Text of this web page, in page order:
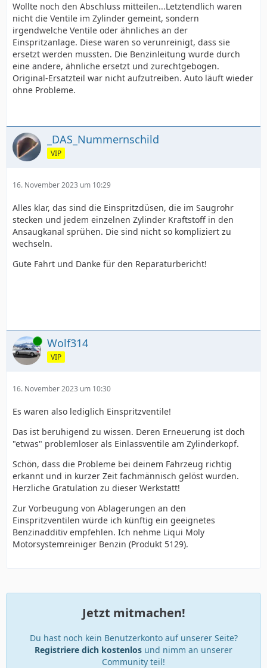
Wollte noch den Abschluss mitteilen...Letztendlich waren
nicht die Ventile im Zylinder gemeint, sondern
irgendwelche Ventile oder ähnliches an der
Einspritzanlage. Diese waren so verunreinigt, dass sie
ersetzt werden mussten. Die Benzinleitung wurde durch
eine andere, ähnliche ersetzt und zurechtgebogen.
Original-Ersatzteil war nicht aufzutreiben. Auto läuft wieder
ohne Probleme.
_DAS_Nummernschild
VIP
16. November 2023 um 10:29
Alles klar, das sind die Einspritzdüsen, die im Saugrohr
stecken und jedem einzelnen Zylinder Kraftstoff in den
Ansaugkanal sprühen. Die sind nicht so kompliziert zu
wechseln.
Gute Fahrt und Danke für den Reparaturbericht!
Online Wolf314
VIP
16. November 2023 um 10:30
Es waren also lediglich Einspritzventile!
Das ist beruhigend zu wissen. Deren Erneuerung ist doch
"etwas" problemloser als Einlassventile am Zylinderkopf.
Schön, dass die Probleme bei deinem Fahrzeug richtig
erkannt und in kurzer Zeit fachmännisch gelöst wurden.
Herzliche Gratulation zu dieser Werkstatt!
Zur Vorbeugung von Ablagerungen an den
Einspritzventilen würde ich künftig ein geeignetes
Benzinadditiv empfehlen. Ich nehme Liqui Moly
Motorsystemreiniger Benzin (Produkt 5129).
Jetzt mitmachen!
Du hast noch kein Benutzerkonto auf unserer Seite?
Registriere dich kostenlos und nimm an unserer
Community teil!